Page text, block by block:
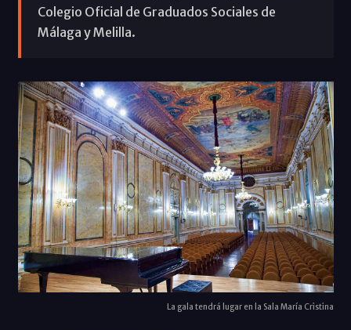
Colegio Oficial de Graduados Sociales de
Málaga y Melilla.
La gala tendrá lugar en la Sala María Cristina